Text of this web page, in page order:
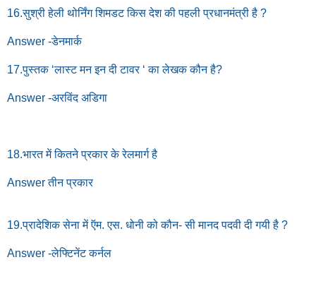
16.सुश्री हेली थोर्निंग शिमडट किस देश की पहली प्रधानमंत्री है ?
Answer -डेनमार्क
17.पुस्तक ‘लास्ट मन इन दी टावर ‘ का लेखक कौन है?
Answer -अरविंद अडिगा
18.भारत में कितने प्रकार के रेलमार्ग है
Answer तीन प्रकार
19.प्रादेशिक सेना में ऍम. एस. धोनी को कौन- सी मानद पदवी दी गयी है ?
Answer -लेफ्टिनेंट कर्नल